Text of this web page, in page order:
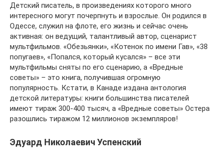
Детский писатель, в произведениях которого много
интересного могут почерпнуть и взрослые. Он родился в
Одессе, служил на флоте, его жизнь и сейчас очень
активная: он ведущий, талантливый автор, сценарист
мультфильмов. «Обезьянки», «Котенок по имени Гав», «38
попугаев», «Попался, который кусался» – все эти
мультфильмы сняты по его сценарию, а «Вредные
советы» – это книга, получившая огромную
популярность. Кстати, в Канаде издана антология
детской литературы: книги большинства писателей
имеют тираж 300-400 тысяч, а «Вредные советы» Остера
разошлись тиражом 12 миллионов экземпляров!
Эдуард Николаевич Успенский